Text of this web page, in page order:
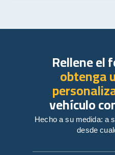
Rellene el
obtenga
vehículo
Hecho a su medida: a
desde